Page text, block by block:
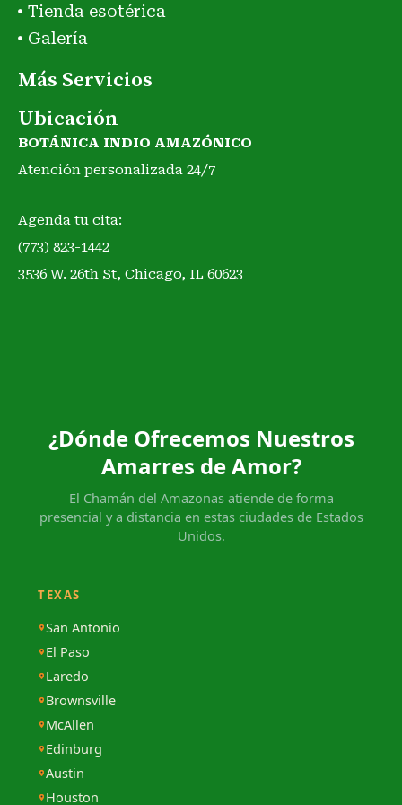
Tienda esotérica
Galería
Más Servicios
Ubicación
BOTÁNICA INDIO AMAZÓNICO
Atención personalizada 24/7
Agenda tu cita:
(773) 823-1442
3536 W. 26th St, Chicago, IL 60623
¿Dónde Ofrecemos Nuestros
Amarres de Amor?
El Chamán del Amazonas atiende de forma
presencial y a distancia en estas ciudades de Estados
Unidos.
TEXAS
San Antonio
El Paso
Laredo
Brownsville
McAllen
Edinburg
Austin
Houston